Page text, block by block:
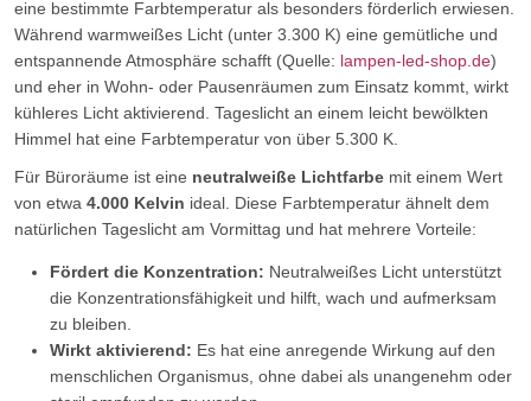
eine bestimmte Farbtemperatur als besonders förderlich erwiesen.
Während warmweißes Licht (unter 3.300 K) eine gemütliche und
entspannende Atmosphäre schafft (Quelle: lampen-led-shop.de)
und eher in Wohn- oder Pausenräumen zum Einsatz kommt, wirkt
kühleres Licht aktivierend. Tageslicht an einem leicht bewölkten
Himmel hat eine Farbtemperatur von über 5.300 K.
Für Büroräume ist eine neutralweiße Lichtfarbe mit einem Wert
von etwa 4.000 Kelvin ideal. Diese Farbtemperatur ähnelt dem
natürlichen Tageslicht am Vormittag und hat mehrere Vorteile:
Fördert die Konzentration: Neutralweißes Licht unterstützt
die Konzentrationsfähigkeit und hilft, wach und aufmerksam
zu bleiben.
Wirkt aktivierend: Es hat eine anregende Wirkung auf den
menschlichen Organismus, ohne dabei als unangenehm oder